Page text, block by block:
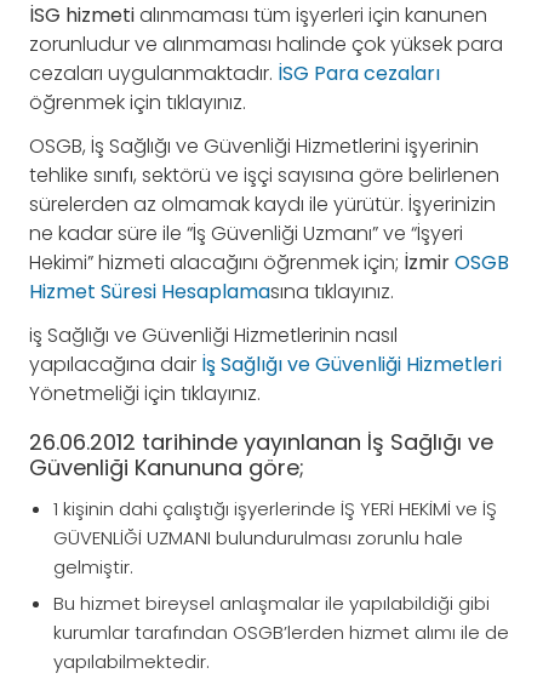
İSG hizmetialınmaması tüm işyerleri için kanunen
zorunludur ve alınmaması halinde çok yüksek para
cezaları uygulanmaktadır. İSG Para cezaları
öğrenmek için tıklayınız.
OSGB, İş Sağlığı ve Güvenliği Hizmetlerini işyerinin
tehlike sınıfı, sektörü ve işçi sayısına göre belirlenen
sürelerden az olmamak kaydı ile yürütür. İşyerinizin
ne kadar süre ile “İş Güvenliği Uzmanı” ve “İşyeri
Hekimi” hizmeti alacağını öğrenmek için; İzmirOSGB
Hizmet Süresi Hesaplamasına tıklayınız.
iş Sağlığı ve Güvenliği Hizmetlerinin nasıl
yapılacağına dair İş Sağlığı ve Güvenliği Hizmetleri
Yönetmeliği için tıklayınız.
26.06.2012 tarihinde yayınlanan İş Sağlığı ve
Güvenliği Kanununa göre;
1 kişinin dahi çalıştığı işyerlerinde İŞ YERİ HEKİMİ ve İŞ
GÜVENLİĞİ UZMANI bulundurulması zorunlu hale
gelmiştir.
Bu hizmet bireysel anlaşmalar ile yapılabildiği gibi
kurumlar tarafından OSGB’lerden hizmet alımı ile de
yapılabilmektedir.